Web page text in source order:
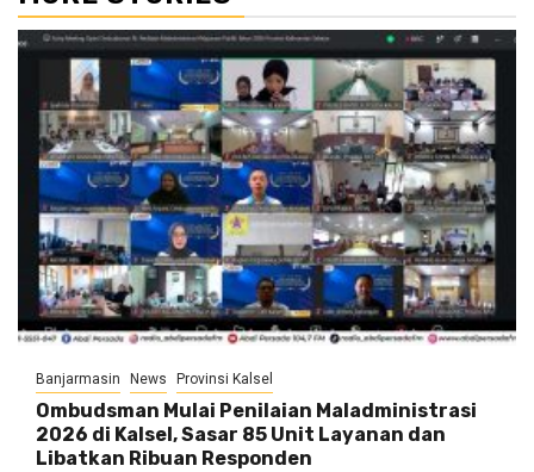
Banjarmasin News Provinsi Kalsel
Ombudsman Mulai Penilaian Maladministrasi
2026 di Kalsel, Sasar 85 Unit Layanan dan
Libatkan Ribuan Responden